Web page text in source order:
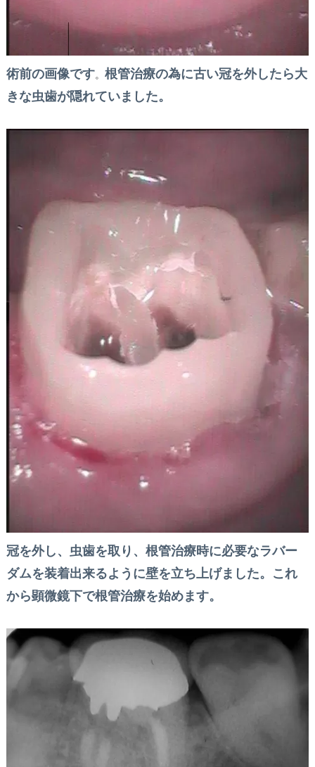
術前の画像です。 根管治療の為に古い冠を外したら大
きな虫歯が隠れていました。
冠を外し、虫歯を取り、根管治療時に必要なラバー
ダムを装着出来るように壁を立ち上げました。これ
から顕微鏡下で根管治療を始めます。